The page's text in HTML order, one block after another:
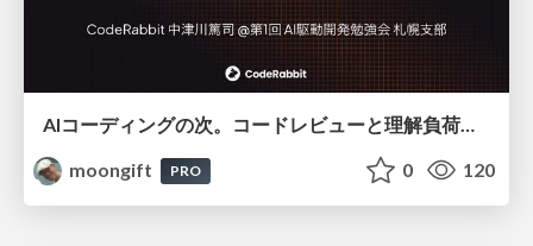
AIコーディングの次。コードレビューと理解負荷を解消して組織の開発生産性を高める
moongift
PRO 0 120